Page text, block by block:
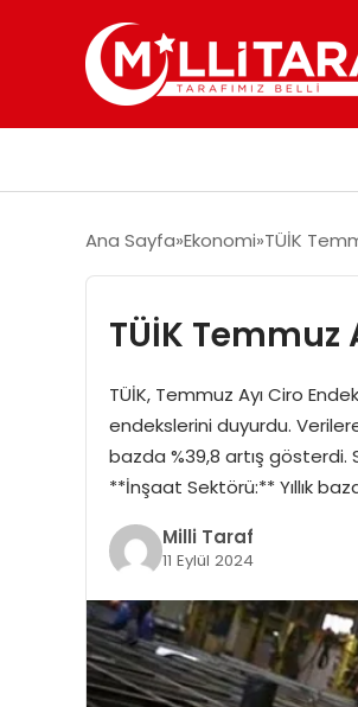
Ana Sayfa Ekonomi TÜİK
TÜİK Temmuz
TÜİK, Temmuz Ayı Ciro
endekslerini duyurdu.
bazda %39,8 artış gösterdi.
**İnşaat Sektörü:** Yıllık
Milli Taraf
11 Eylül 2024